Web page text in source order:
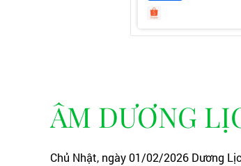
ÂM DƯƠNG
Chủ Nhật, ngày 01/02/2026 Dương